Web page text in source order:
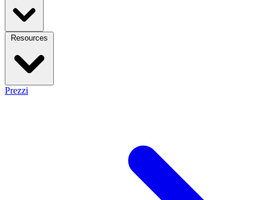
Prezzi